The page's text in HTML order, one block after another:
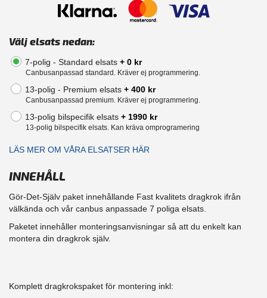
Välj elsats nedan:
7-polig - Standard elsats + 0 kr
Canbusanpassad standard. Kräver ej programmering.
13-polig - Premium elsats + 400 kr
Canbusanpassad premium. Kräver ej programmering.
13-polig bilspecifik elsats + 1990 kr
13-polig bilspecifik elsats. Kan kräva omprogramering
LÄS MER OM VÅRA ELSATSER HÄR
INNEHÅLL
Gör-Det-Själv paket innehållande Fast kvalitets dragkrok ifrån
välkända och vår canbus anpassade 7 poliga elsats.
Paketet innehåller monteringsanvisningar så att du enkelt kan
montera din dragkrok själv.
Komplett dragkrokspaket för montering inkl: